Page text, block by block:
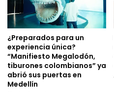
¿Preparados para un
experiencia única?
“Manifiesto Megalodón,
tiburones colombianos” ya
abrió sus puertas en
Medellín